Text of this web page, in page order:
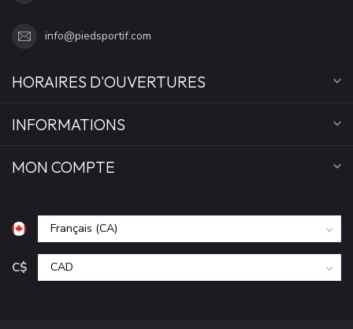
info@piedsportif.com
HORAIRES D'OUVERTURES
INFORMATIONS
MON COMPTE
C$